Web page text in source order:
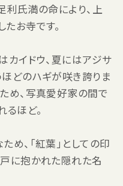
利氏満の命により、上
お寺です。
カイドウ、夏にはアジサ
どのハギが咲き誇りま
め、写真愛好家の間で
るほど。
め、「紅葉」としての印
に抱かれた隠れた名